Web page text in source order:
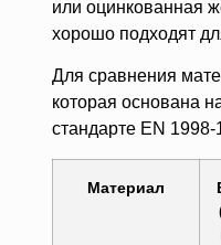
или оцинкованная
хорошо подходят
Для сравнения
которая основана
стандарте EN
Материал